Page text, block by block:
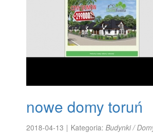
nowe domy toruń
2018-04-13 | Kategoria:Budynki /